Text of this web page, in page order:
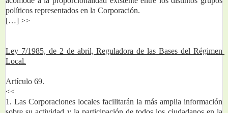
políticos representados en la Corporación.
[…] >>
Ley 7/1985, de 2 de abril, Reguladora de las Bases del Régimen
Local.
Artículo 69.
<<
1. Las Corporaciones locales facilitarán la más amplia información